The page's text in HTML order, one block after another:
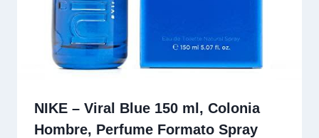
NIKE – Viral Blue 150 ml, Colonia
Hombre, Perfume Formato Spray